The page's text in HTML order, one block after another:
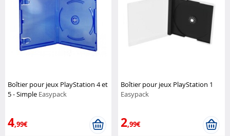
Boîtier pour jeux PlayStation 4 et
5 - Simple Easypack
4,99€
Boîtier pour jeux PlayStation 1
Easypack
2,99€